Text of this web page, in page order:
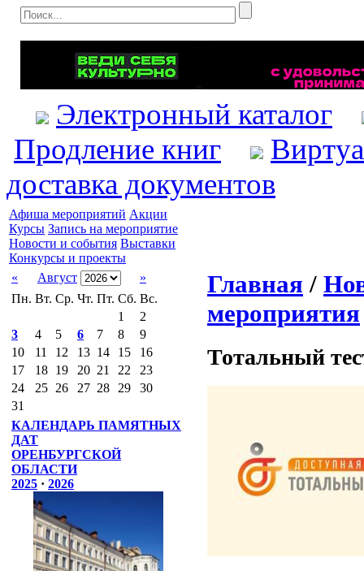
Электронный каталог
Продление книг
доставка документов
Афиша мероприятий Акции
Курсы Запись на мероприятие
Новости и события Выставки
Конкурсы и проекты
«
Август
»
Пн. Вт. Ср. Чт. Пт. Сб. Вс.
1
2
3
4 5 6 7 8
9
10
11 12 13 14 15
16
17
18 19 20 21 22
23
24
25 26 27 28 29
30
31
КАЛЕНДАРЬ ПАМЯТНЫХ
ДАТ
ОРЕНБУРГСКОЙ
ОБЛАСТИ
2025 · 2026
Главная /
мероприятия
Тотальный